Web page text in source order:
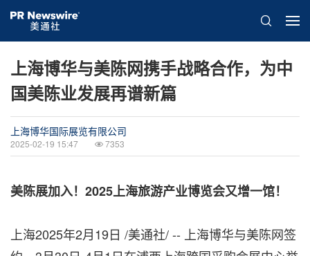
上海博华与美陈网携手战略合作，为中
国美陈业发展再谱新篇
上海博华国际展览有限公司
2025-02-19 15:47 7353
美陈展加入！2025上海旅游产业博览会又增一馆！
上海2025年2月19日 /美通社/ -- 上海博华与美陈网签